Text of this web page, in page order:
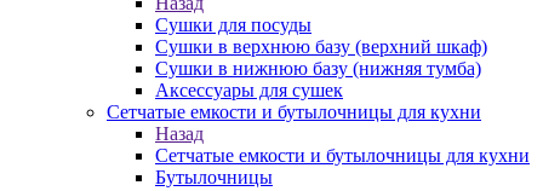
Сушки для посуды
Сушки в верхнюю базу (верхний шкаф)
Сушки в нижнюю базу (нижняя тумба)
Аксессуары для сушек
Сетчатые емкости и бутылочницы для кухни
Назад
Сетчатые емкости и бутылочницы для кухни
Бутылочницы